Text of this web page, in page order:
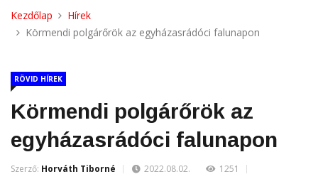
Kezdőlap
Hírek
Körmendi polgárőrök az egyházasrádóci falunapon
RÖVID HÍREK
Körmendi polgárőrök az
egyházasrádóci falunapon
Szerző: Horváth Tiborné 2022.08.02. 1251